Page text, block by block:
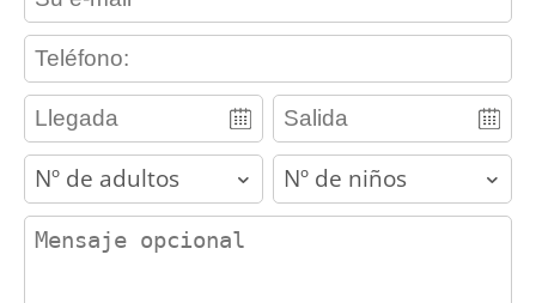
contact_phone
adults children
contact_message